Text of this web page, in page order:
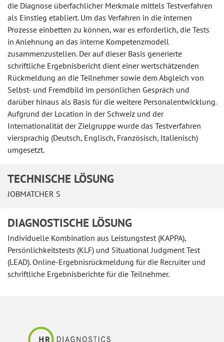
die Diagnose überfachlicher Merkmale mittels Testverfahren
als Einstieg etabliert. Um das Verfahren in die internen
Prozesse einbetten zu können, war es erforderlich, die Tests
in Anlehnung an das interne Kompetenzmodell
zusammenzustellen. Der auf dieser Basis generierte
schriftliche Ergebnisbericht dient einer wertschätzenden
Rückmeldung an die Teilnehmer sowie dem Abgleich von
Selbst- und Fremdbild im persönlichen Gespräch und
darüber hinaus als Basis für die weitere Personalentwicklung.
Aufgrund der Location in der Schweiz und der
Internationalität der Zielgruppe wurde das Testverfahren
viersprachig (Deutsch, Englisch, Französisch, Italienisch)
umgesetzt.
TECHNISCHE LÖSUNG
JOBMATCHER S
DIAGNOSTISCHE LÖSUNG
Individuelle Kombination aus Leistungstest (KAPPA),
Persönlichkeitstests (KLF) und Situational Judgment Test
(LEAD). Online-Ergebnisrückmeldung für die Recruiter und
schriftliche Ergebnisberichte für die Teilnehmer.